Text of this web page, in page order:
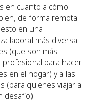
en cuanto a cómo
de forma remota.
en una
laboral más diversa.
(que son más
para hacer
en el hogar) y a las
(para quienes viajar al
desafío).